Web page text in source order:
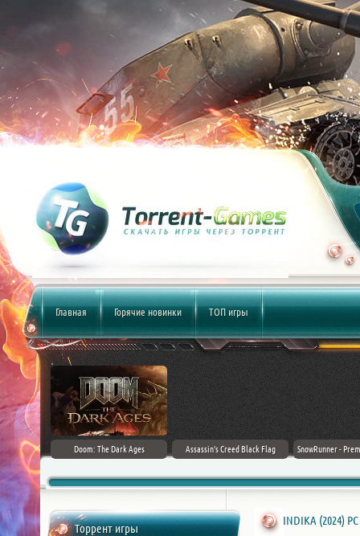
Главная Горячие новинки ТОП игры
Cut
DLC] (2024)
Doom: The Dark Ages
Assassin's Creed Black Flag
SnowRunner -
Торрент игры
INDIKA (2024)